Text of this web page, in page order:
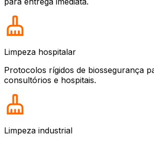
Limpeza hospitalar
Protocolos rígidos de biossegurança
consultórios e hospitais.
Limpeza industrial